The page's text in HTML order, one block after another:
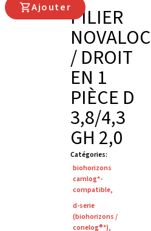
AjouterPILIER
NOVALOC
/ DROIT
EN 1
PIÈCE D
3,8/4,3
GH 2,0
Catégories:
biohorizons
camlog*-
compatible,
d-serie
(biohorizons /
conelog®*),